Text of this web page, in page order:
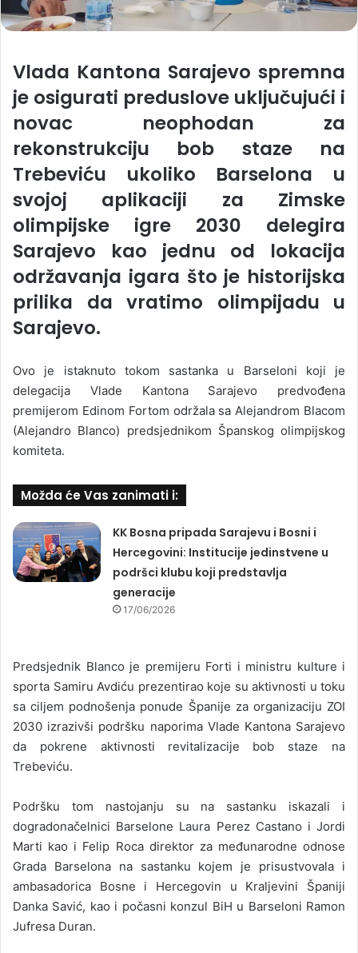
Vlada Kantona Sarajevo spremna
je osigurati preduslove uključujući i
novac neophodan za
rekonstrukciju bob staze na
Trebeviću ukoliko Barselona u
svojoj aplikaciji za Zimske
olimpijske igre 2030 delegira
Sarajevo kao jednu od lokacija
održavanja igara što je historijska
prilika da vratimo olimpijadu u
Sarajevo.
Ovo je istaknuto tokom sastanka u Barseloni koji je
delegacija Vlade Kantona Sarajevo predvođena
premijerom Edinom Fortom održala sa Alejandrom Blacom
(Alejandro Blanco) predsjednikom Španskog olimpijskog
komiteta.
Možda će Vas zanimati i:
KK Bosna pripada Sarajevu i Bosni i
Hercegovini: Institucije jedinstvene u
podršci klubu koji predstavlja
generacije
17/06/2026
Predsjednik Blanco je premijeru Forti i ministru kulture i
sporta Samiru Avdiću prezentirao koje su aktivnosti u toku
sa ciljem podnošenja ponude Španije za organizaciju ZOI
2030 izrazivši podršku naporima Vlade Kantona Sarajevo
da pokrene aktivnosti revitalizacije bob staze na
Trebeviću.
Podršku tom nastojanju su na sastanku iskazali i
dogradonačelnici Barselone Laura Perez Castano i Jordi
Marti kao i Felip Roca direktor za međunarodne odnose
Grada Barselona na sastanku kojem je prisustvovala i
ambasadorica Bosne i Hercegovin u Kraljevini Španiji
Danka Savić, kao i počasni konzul BiH u Barseloni Ramon
Jufresa Duran.